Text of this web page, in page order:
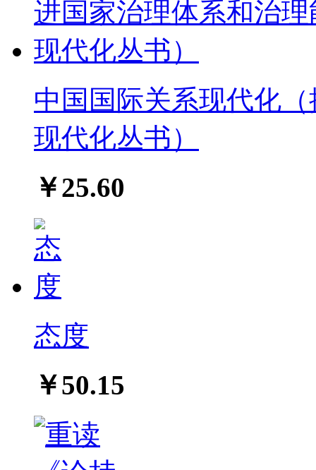
中国国际关系现代化
现代化丛书）
￥25.60
态度
￥50.15